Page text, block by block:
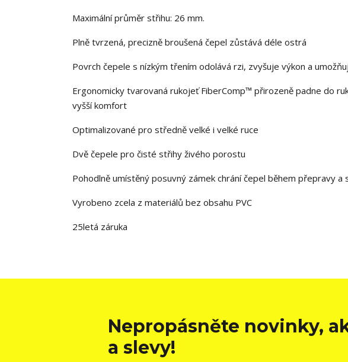
Maximální průměr střihu: 26 mm.
Plně tvrzená, precizně broušená čepel zůstává déle ostrá
Povrch čepele s nízkým třením odolává rzi, zvyšuje výkon a
Ergonomicky tvarovaná rukojeť FiberComp™ přirozeně padne do
vyšší komfort
Optimalizované pro středně velké i velké ruce
Dvě čepele pro čisté střihy živého porostu
Pohodlně umístěný posuvný zámek chrání čepel během přepravy
Vyrobeno zcela z materiálů bez obsahu PVC
25letá záruka
Nepropásněte novinky,
a slevy!